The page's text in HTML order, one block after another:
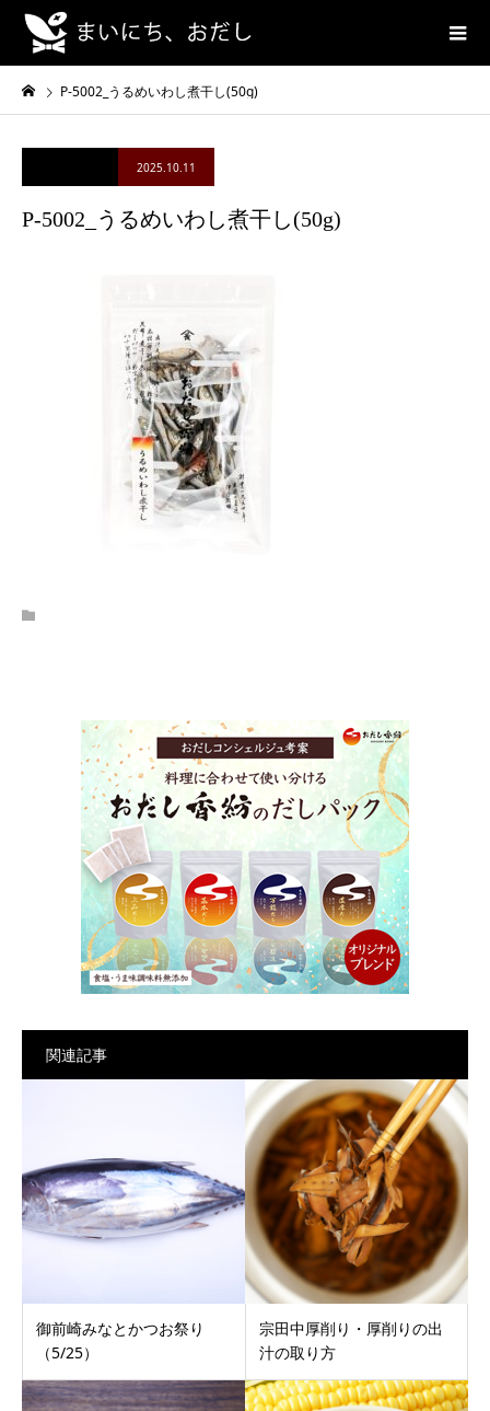
P-5002_うるめいわし煮干し(50g)
2025.10.11
P-5002_うるめいわし煮干し(50g)
関連記事
御前崎みなとかつお祭り
（5/25）
宗田中厚削り・厚削りの出
汁の取り方